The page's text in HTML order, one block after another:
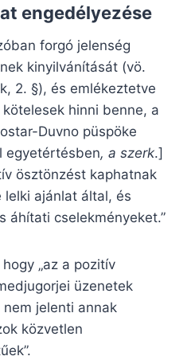
engedélyezése
forgó jelenség
kinyilvánítását (vö.
2. §), és emlékeztetve
hinni benne, a
Duvno püspöke
egyetértésben, a szerk.]
ösztönzést kaphatnak
lelki ajánlat által, és
áhítati cselekményeket.”
„az a pozitív
üzenetek
jelenti annak
közvetlen